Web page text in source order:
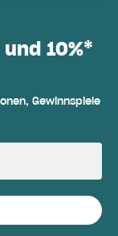
10%*
Gewinnspiele